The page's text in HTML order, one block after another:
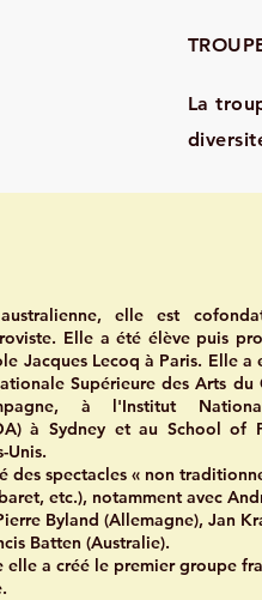
La
elle est
Elle a été élève puis
Jacques Lecoq à Paris. Elle a
Supérieure des Arts du
à l'Institut
à Sydney et au School of
Unis.
des spectacles « non
etc.), notamment avec
Byland (Allemagne), Jan
Batten (Australie).
elle a créé le premier groupe